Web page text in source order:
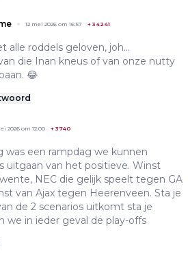
12 mei 2026 om 16:57 + 34241
alle roddels geloven, joh...
die Inan kneus of van onze nutty
😂
2026 om 12:00 + 3740
was een rampdag we kunnen
uitgaan van het positieve. Winst
NEC die gelijk speelt tegen GA
van Ajax tegen Heerenveen. Sta je
de 2 scenarios uitkomt sta je
we in ieder geval de play-offs